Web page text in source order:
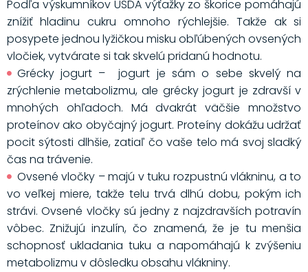
Podľa výskumníkov USDA výťažky zo škorice pomáhajú
znížiť hladinu cukru omnoho rýchlejšie. Takže ak si
posypete jednou lyžičkou misku obľúbených ovsených
vločiek, vytvárate si tak skvelú pridanú hodnotu.
Grécky jogurt – jogurt je sám o sebe skvelý na
zrýchlenie metabolizmu, ale grécky jogurt je zdravší v
mnohých ohľadoch. Má dvakrát väčšie množstvo
proteínov ako obyčajný jogurt. Proteíny dokážu udržať
pocit sýtosti dlhšie, zatiaľ čo vaše telo má svoj sladký
čas na trávenie.
Ovsené vločky – majú v tuku rozpustnú vlákninu, a to
vo veľkej miere, takže telu trvá dlhú dobu, pokým ich
strávi. Ovsené vločky sú jedny z najzdravších potravín
vôbec. Znižujú inzulín, čo znamená, že je tu menšia
schopnosť ukladania tuku a napomáhajú k zvýšeniu
metabolizmu v dôsledku obsahu vlákniny.